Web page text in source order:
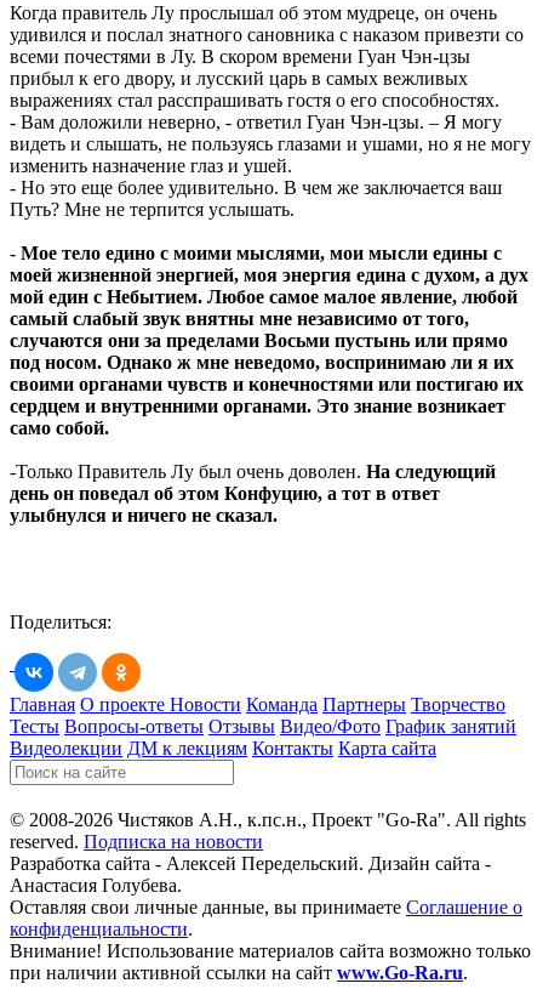
Когда правитель Лу прослышал об этом мудреце, он очень
удивился и послал знатного сановника с наказом привезти со
всеми почестями в Лу. В скором времени Гуан Чэн-цзы
прибыл к его двору, и лусский царь в самых вежливых
выражениях стал расспрашивать гостя о его способностях.
- Вам доложили неверно, - ответил Гуан Чэн-цзы. – Я могу
видеть и слышать, не пользуясь глазами и ушами, но я не могу
изменить назначение глаз и ушей.
- Но это еще более удивительно. В чем же заключается ваш
Путь? Мне не терпится услышать.
- Мое тело едино с моими мыслями, мои мысли едины с
моей жизненной энергией, моя энергия едина с духом, а дух
мой един с Небытием. Любое самое малое явление, любой
самый слабый звук внятны мне независимо от того,
случаются они за пределами Восьми пустынь или прямо
под носом. Однако ж мне неведомо, воспринимаю ли я их
своими органами чувств и конечностями или постигаю их
сердцем и внутренними органами. Это знание возникает
само собой.
-Только Правитель Лу был очень доволен. На следующий
день он поведал об этом Конфуцию, а тот в ответ
улыбнулся и ничего не сказал.
Поделиться:
Главная О проекте Новости Команда Партнеры Творчество
Тесты Вопросы-ответы Отзывы Видео/Фото График занятий
Видеолекции ДМ к лекциям Контакты Карта сайта
© 2008-2026 Чистяков А.Н., к.пс.н., Проект "Go-Ra". All rights
reserved. Подписка на новости
Разработка сайта - Алексей Передельский. Дизайн сайта -
Анастасия Голубева.
Оставляя свои личные данные, вы принимаете Соглашение о
конфиденциальности.
Внимание! Использование материалов сайта возможно только
при наличии активной ссылки на сайт www.Go-Ra.ru.